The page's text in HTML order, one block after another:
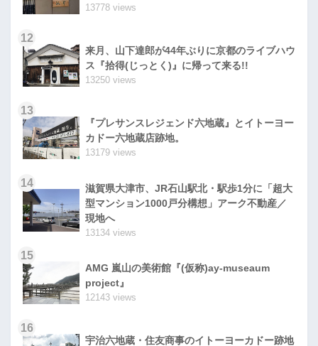
13778 views
12
来月、山下達郎が44年ぶりに京都のライブハウ
ス『拾得(じっとく)』に帰って来る!!
13250 views
13
『プレサンスレジェンド六地蔵』とイトーヨー
カドー六地蔵店跡地。
13179 views
14
滋賀県大津市、JR石山駅北・駅歩1分に「超大
型マンション1000戸分構想」アーク不動産／
現地へ
13134 views
15
AMG 嵐山の美術館『(仮称)ay-museaum
project』
12143 views
16
宇治六地蔵・住友商事のイトーヨーカドー跡地